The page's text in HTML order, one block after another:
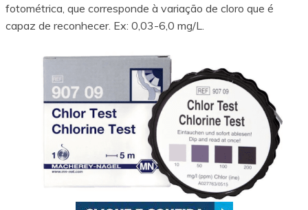
fotométrica, que corresponde à variação de cloro que é
capaz de reconhecer. Ex: 0,03-6,0 mg/L.